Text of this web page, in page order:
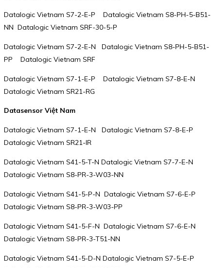
Datalogic Vietnam S7-2-E-P Datalogic Vietnam S8-PH-5-B51-
NN Datalogic Vietnam SRF-30-5-P
Datalogic Vietnam S7-2-E-N Datalogic Vietnam S8-PH-5-B51-
PP Datalogic Vietnam SRF
Datalogic Vietnam S7-1-E-P Datalogic Vietnam S7-8-E-N
Datalogic Vietnam SR21-RG
Datasensor Việt Nam
Datalogic Vietnam S7-1-E-N Datalogic Vietnam S7-8-E-P
Datalogic Vietnam SR21-IR
Datalogic Vietnam S41-5-T-N Datalogic Vietnam S7-7-E-N
Datalogic Vietnam S8-PR-3-W03-NN
Datalogic Vietnam S41-5-P-N Datalogic Vietnam S7-6-E-P
Datalogic Vietnam S8-PR-3-W03-PP
Datalogic Vietnam S41-5-F-N Datalogic Vietnam S7-6-E-N
Datalogic Vietnam S8-PR-3-T51-NN
Datalogic Vietnam S41-5-D-N Datalogic Vietnam S7-5-E-P